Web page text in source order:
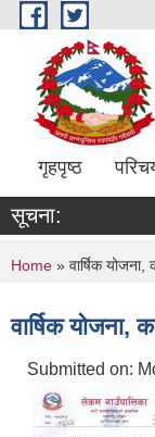
Skip to main content
गृहपृष्ठ
सूचना:
You are
Home » वार्षिक
वार्षिक योजना,
Submitted on: